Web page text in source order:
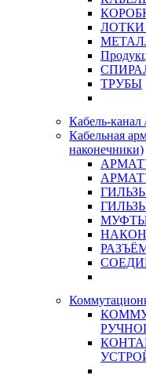
ТРУБЫ
Кабель-
Кабельная
наконечники)